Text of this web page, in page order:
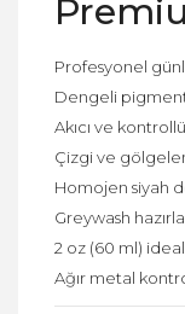
Profesyonel
Dengeli
Akıcı ve
Çizgi ve
Homojen siyah
Greywash
2 oz (60 ml)
Ağır metal